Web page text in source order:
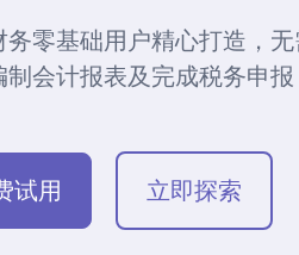
务零基础用户精心打造，
会计报表及完成税务申报
试用 立即探索